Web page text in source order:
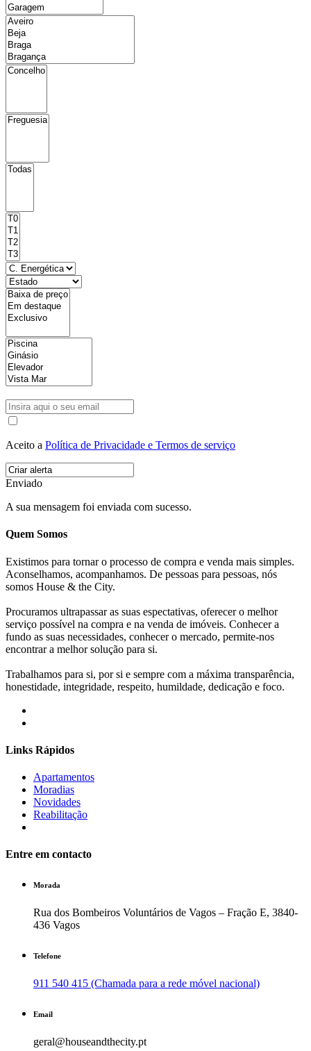
Aceito a Política de Privacidade e Termos de serviço
Enviado
A sua mensagem foi enviada com sucesso.
Quem Somos
Existimos para tornar o processo de compra e venda mais simples.
Aconselhamos, acompanhamos. De pessoas para pessoas, nós
somos House & the City.
Procuramos ultrapassar as suas espectativas, oferecer o melhor
serviço possível na compra e na venda de imóveis. Conhecer a
fundo as suas necessidades, conhecer o mercado, permite-nos
encontrar a melhor solução para si.
Trabalhamos para si, por si e sempre com a máxima transparência,
honestidade, integridade, respeito, humildade, dedicação e foco.
Links Rápidos
Apartamentos
Moradias
Novidades
Reabilitação
Entre em contacto
Morada
Rua dos Bombeiros Voluntários de Vagos – Fração E, 3840-
436 Vagos
Telefone
911 540 415 (Chamada para a rede móvel nacional)
Email
geral@houseandthecity.pt